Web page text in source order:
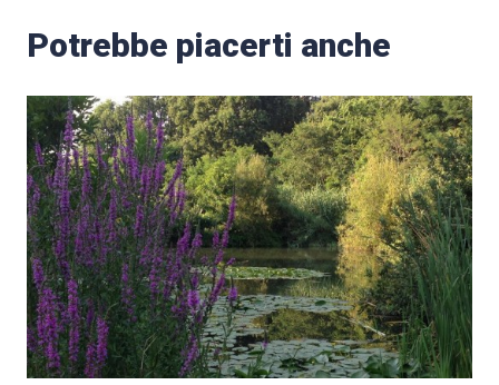
Potrebbe piacerti anche